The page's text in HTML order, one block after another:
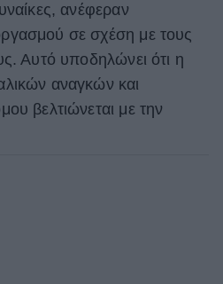
ανέφεραν
σε σχέση με τους
Αυτό υποδηλώνει ότι η
αναγκών και
βελτιώνεται με την